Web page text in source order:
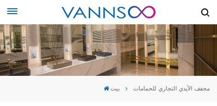
بيت مجفف الأيدي التجاري للحمامات